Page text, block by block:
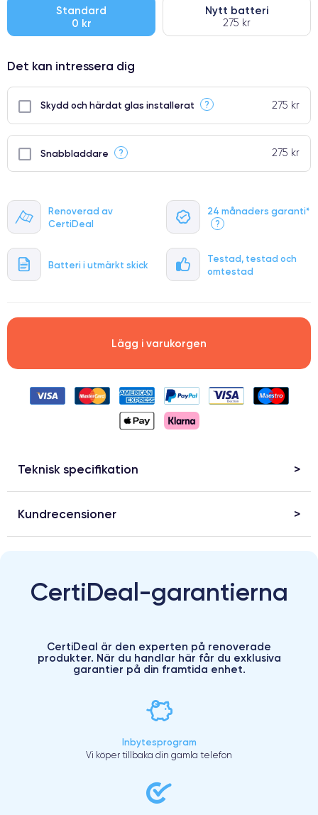
Renoverad av
CertiDeal
24 månaders garanti*
?
Batteri i utmärkt skick
Testad, testad och
omtestad
● Oklanderlig kvalitetsskärm
● Endast 5% av våra telefoner har premiumklassning
Standard
0 kr
Nytt batteri
275 kr
Det kan intressera dig
Skydd och härdat glas installerat ? 275 kr
Snabbladdare ? 275 kr
Lägg i varukorgen
Teknisk specifikation
Kundrecensioner
CertiDeal-garantierna
CertiDeal är den experten på renoverade
produkter. När du handlar här får du exklusiva
garantier på din framtida enhet.
Inbytesprogram
Vi köper tillbaka din gamla telefon